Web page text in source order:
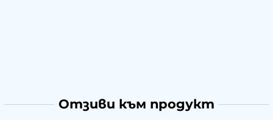
Отзиви към продукт